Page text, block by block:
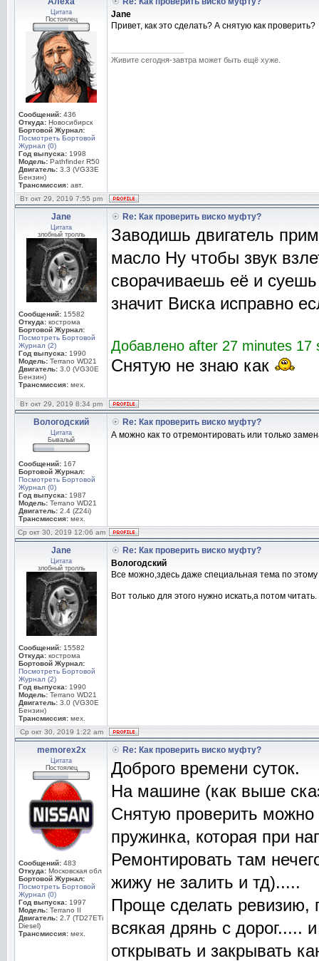
Цитата
Постоялец
Сообщений: 436
Откуда: Новосибирск
Бортовой Журнал:
Посмотреть Бортовой
Журнал (0)
Год выпуска: 1998
Модель: Pathfinder R50
Двигатель: 3.3 (VG33E
Бензин)
Трансмиссия: авт.
Jane
Привет, как это сделать? А снятую как проверить?
Живите сегодня-завтра может быть ещё хуже.
Вт окт 29, 2019 7:55 pm
Jane
Цитата
злобный тролль
Сообщений: 15582
Откуда: кострома
Бортовой Журнал:
Посмотреть Бортовой
Журнал (2)
Год выпуска: 1990
Модель: Terrano WD21
Двигатель: 3.0 (VG30E
Бензин)
Трансмиссия: мех.
Re: Как проверить виско муфту?
Заводишь двигатель
масло Ну чтобы звук
сворачиваешь её и суешь
значит Виска исправно
Добавлено after 27 minutes 17
Снятую не знаю как
Вт окт 29, 2019 8:34 pm
Вологодский
Цитата
Бывалый
Сообщений: 167
Бортовой Журнал:
Посмотреть Бортовой
Журнал (0)
Год выпуска: 1987
Модель: Terrano WD21
Двигатель: 2.4 (Z24i)
Трансмиссия: мех.
Re: Как проверить виско муфту?
А можно как то отремонтировать или только
Ср окт 30, 2019 12:06 am
Jane
Цитата
злобный тролль
Сообщений: 15582
Откуда: кострома
Бортовой Журнал:
Посмотреть Бортовой
Журнал (2)
Год выпуска: 1990
Модель: Terrano WD21
Двигатель: 3.0 (VG30E
Бензин)
Трансмиссия: мех.
Re: Как проверить виско муфту?
Вологодский
Все можно,здесь даже специальная тема по этому
Вот только для этого нужно искать,а потом читать.
Ср окт 30, 2019 1:22 am
memorex2x
Цитата
Постоялец
Сообщений: 483
Откуда: Московская обл
Бортовой Журнал:
Посмотреть Бортовой
Журнал (0)
Год выпуска: 1997
Модель: Terrano II
Двигатель: 2.7 (TD27ETi
Diesel)
Трансмиссия: мех.
Re: Как проверить виско муфту?
Доброго времени суток.
На машине (как выше
Снятую проверить можно
пружинка, которая при
Ремонтировать там
жижу не залить и тд).....
Проще сделать ревизию,
всякая дрянь с дорог.....
открывать и закрывать